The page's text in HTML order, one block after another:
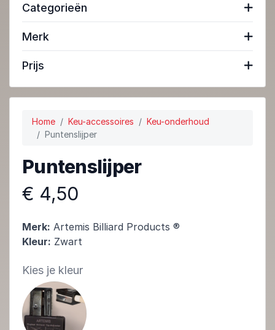
Categorieën
Merk
Prijs
Home Keu-accessoires
Keu-onderhoud
Puntenslijper
Puntenslijper
€ 4,50
Merk: Artemis Billiard Products ®
Kleur: Zwart
Kies je kleur